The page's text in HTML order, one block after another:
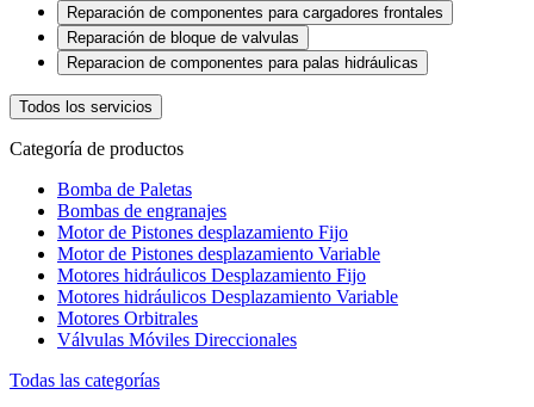
Reparación de componentes para cargadores frontales
Reparación de bloque de valvulas
Reparacion de componentes para palas hidráulicas
Todos los servicios
Categoría de productos
Bomba de Paletas
Bombas de engranajes
Motor de Pistones desplazamiento Fijo
Motor de Pistones desplazamiento Variable
Motores hidráulicos Desplazamiento Fijo
Motores hidráulicos Desplazamiento Variable
Motores Orbitrales
Válvulas Móviles Direccionales
Todas las categorías